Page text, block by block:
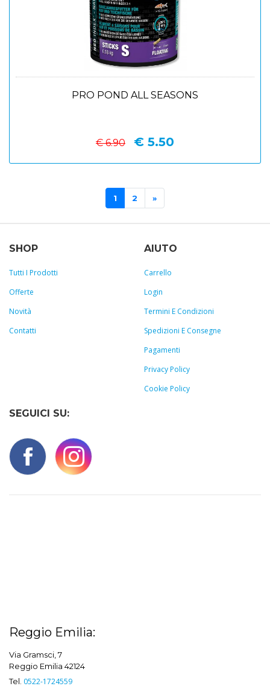
PRO POND ALL SEASONS
€ 6.90 € 5.50
1 2 »
SHOP
Tutti I Prodotti
Offerte
Novità
Contatti
AIUTO
Carrello
Login
Termini E Condizioni
Spedizioni E Consegne
Pagamenti
Privacy Policy
Cookie Policy
SEGUICI SU:
Reggio Emilia:
Via Gramsci, 7
Reggio Emilia 42124
Tel. 0522-1724559